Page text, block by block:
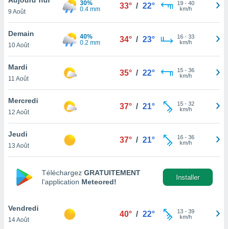
et
»,
au
vous
qu'ils
ou
le
ainsi
un
la
du
9 Août
30%
0.4 mm
33° / 22° 19- 40
km/h
Demain
10 Août
40%
0.2 mm
34° / 23° 16- 33
km/h
Mardi
11 Août
35° / 22° 15- 36
km/h
Mercredi
12 Août
37° / 21° 15- 32
km/h
Jeudi
13 Août
37° / 21° 16- 36
km/h
Téléchargez GRATUITEMENT
l’application Meteored!
Installer
Vendredi
14 Août
40° / 22° 13- 39
km/h